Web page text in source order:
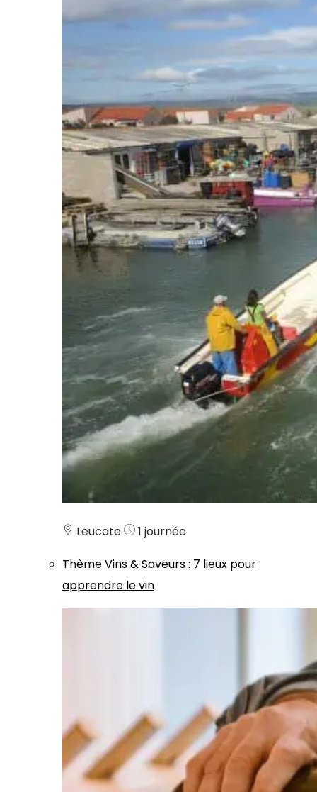
Leucate
1 journée
ThèmeVins & Saveurs: 7 lieux pour
apprendre le vin